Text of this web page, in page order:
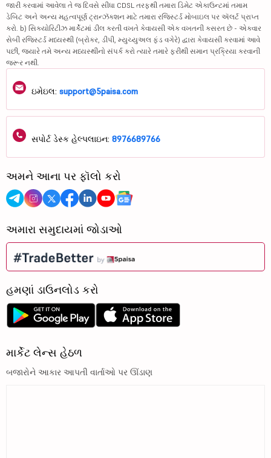
જારી કરવામાં આવેલા તે જ દિવસે સીધા CDSL તરફથી તમારા ડિમેટ એકાઉન્ટમાં તમામ
ડેબિટ અને અન્ય મહત્વપૂર્ણ ટ્રાન્ઝૅક્શન માટે તમારા રજિસ્ટર્ડ મોબાઇલ પર ઍલર્ટ પ્રાપ્ત
કરો. b) સિક્યોરિટીઝ માર્કેટમાં ડીલ કરતી વખતે કેવાયસી એક વખતની કસરત છે - એકવાર
સેબી રજિસ્ટર્ડ મધ્યસ્થી (બ્રોકર, ડીપી, મ્યુચ્યુઅલ ફંડ વગેરે) દ્વારા કેવાયસી કરવામાં આવે
પછી, જ્યારે તમે અન્ય મધ્યસ્થીનો સંપર્ક કરો ત્યારે તમારે ફરીથી સમાન પ્રક્રિયા કરવાની
જરૂર નથી.
ઇમેઇલ: support@5paisa.com
સપોર્ટ ડેસ્ક હેલ્પલાઇન: 8976689766
અમને આના પર ફૉલો કરો
અમારા સમુદાયમાં જોડાઓ
હમણાં ડાઉનલોડ કરો
માર્કેટ લેન્સ હેઠળ
બજારોને આકાર આપતી વાર્તાઓ પર ઊંડાણ